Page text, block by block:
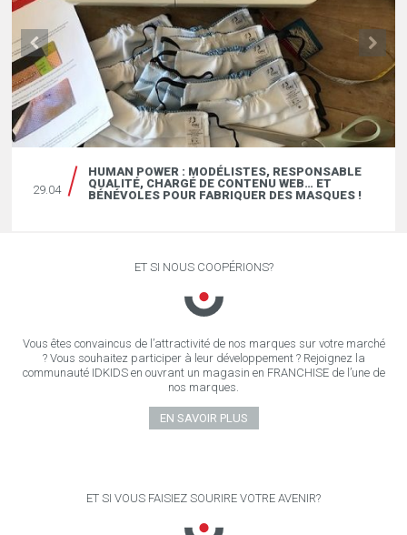
29.04
HUMAN POWER : MODÉLISTES, RESPONSABLE
QUALITÉ, CHARGÉ DE CONTENU WEB… ET
BÉNÉVOLES POUR FABRIQUER DES MASQUES !
ET SI NOUS COOPÉRIONS?
Vous êtes convaincus de l’attractivité de nos marques sur votre marché
? Vous souhaitez participer à leur développement ? Rejoignez la
communauté IDKIDS en ouvrant un magasin en FRANCHISE de l’une de
nos marques.
EN SAVOIR PLUS
ET SI VOUS FAISIEZ SOURIRE VOTRE AVENIR?